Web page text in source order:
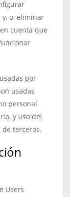
o, eliminar
cuenta que
por
usadas
personal
y uso del
de terceros.
Users